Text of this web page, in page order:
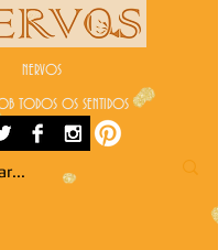
NERVOS
TODOS OS SENTIDOS